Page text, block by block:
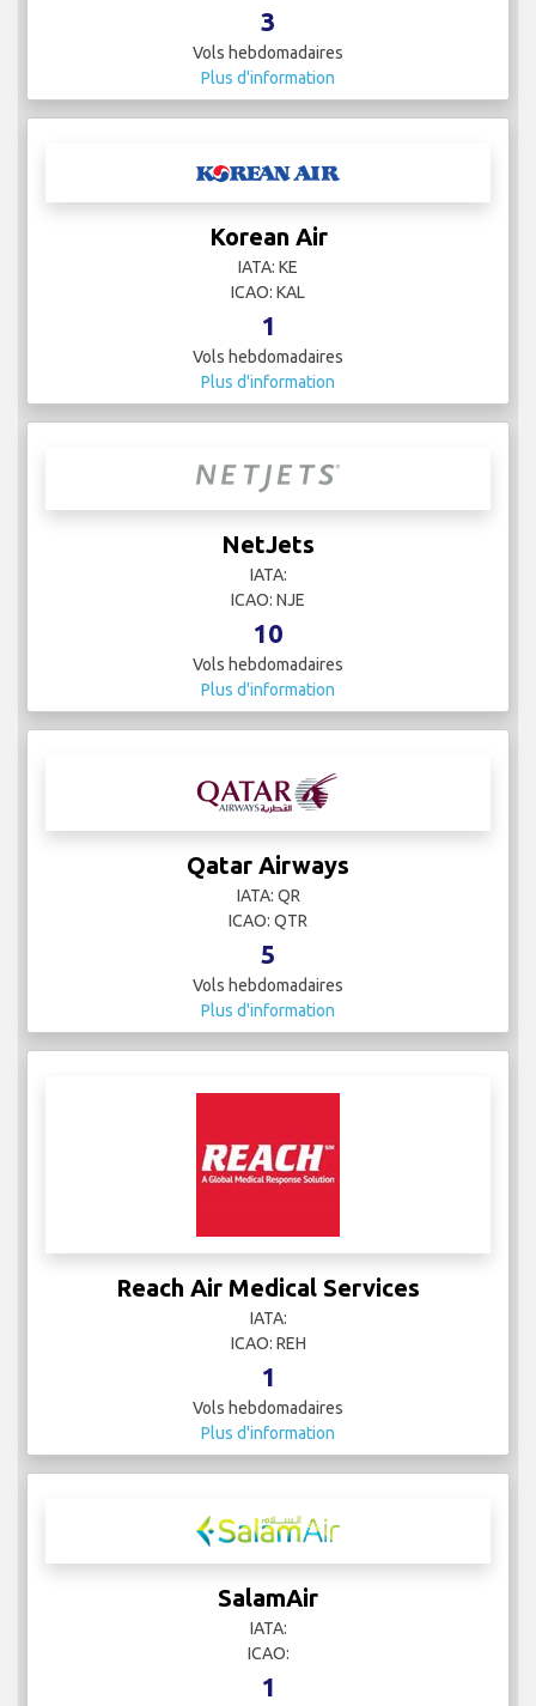
3
Vols hebdomadaires
Plus d'information
Korean Air
IATA: KE
ICAO: KAL
1
Vols hebdomadaires
Plus d'information
NetJets
IATA:
ICAO: NJE
10
Vols hebdomadaires
Plus d'information
Qatar Airways
IATA: QR
ICAO: QTR
5
Vols hebdomadaires
Plus d'information
Reach Air Medical Services
IATA:
ICAO: REH
1
Vols hebdomadaires
Plus d'information
SalamAir
IATA:
ICAO:
1